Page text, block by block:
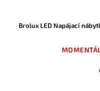
Brolux LED Napájací